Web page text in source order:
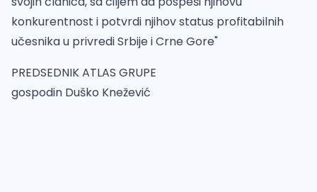
konkurentnost i potvrdi njihov status profitabilnih
učesnika u privredi Srbije i Crne Gore"
PREDSEDNIK ATLAS GRUPE
gospodin Duško Knežević